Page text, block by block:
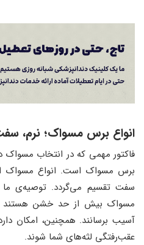
انواع برس مسواک؛ نرم،
فاکتور مهمی که در انتخاب مسواک
برس مسواک است. انواع مسواک
سفت تقسیم می‌گردد. توصیه‌ی
مسواک بیش از حد خشن هستند
آسیب برسانند. همچنین،
عقب‌رفتگی لثه‌های شما شوند.